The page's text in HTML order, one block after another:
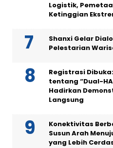
Logistik,
Ketinggian
Shanxi Gelar
Pelestarian
Registrasi
tentang “Dual-
Hadirkan
Langsung
Konektivitas
Susun Arah
yang Lebih